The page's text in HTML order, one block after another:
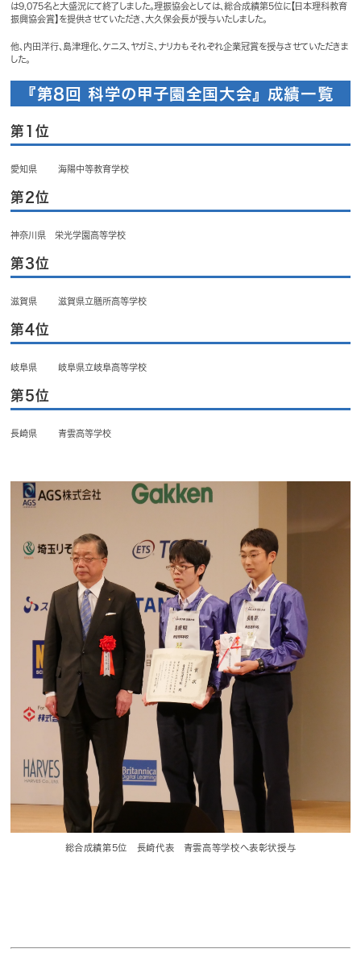
は9,075名と大盛況にて終了しました。理振協会としては、総合成績第5位に【日本理科教育
振興協会賞】を提供させていただき、大久保会長が授与いたしました。
他、内田洋行、島津理化、ケニス、ヤガミ、ナリカもそれぞれ企業冠賞を授与させていただきま
した。
『第8回 科学の甲子園全国大会』 成績一覧
第1位
愛知県 海陽中等教育学校
第2位
神奈川県 栄光学園高等学校
第3位
滋賀県 滋賀県立膳所高等学校
第4位
岐阜県 岐阜県立岐阜高等学校
第5位
長崎県 青雲高等学校
総合成績第5位 長崎代表 青雲高等学校へ表彰状授与